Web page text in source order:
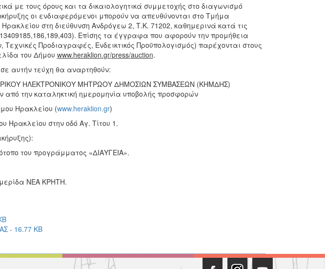
με τους όρους και τα δικαιολογητικά συμμετοχής στο διαγωνισμό
οι ενδιαφερόμενοι μπορούν να απευθύνονται στο Τμήμα
στη διεύθυνση Ανδρόγεω 2, Τ.Κ. 71202, καθημερινά κατά τις
Επίσης τα έγγραφα που αφορούν την προμήθεια
Προδιαγραφές, Ενδεικτικός Προϋπολογισμός) παρέχονται στους
του Δήμου www.heraklion.gr/press/auction.
αυτήν τεύχη θα αναρτηθούν:
ΗΛΕΚΤΡΟΝΙΚΟΥ ΜΗΤΡΩΟΥ ΔΗΜΟΣΙΩΝ ΣΥΜΒΑΣΕΩΝ (ΚΗΜΔΗΣ)
από την καταληκτική ημερομηνία υποβολής προσφορών
Ηρακλείου (www.heraklion.gr)
Ηρακλείου στην οδό Αγ. Τίτου 1.
του προγράμματος «ΔΙΑΥΓΕΙΑ».
ΝΕΑ ΚΡΗΤΗ.
- 16.77 KB